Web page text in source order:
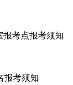
报考点报考须知
报考须知